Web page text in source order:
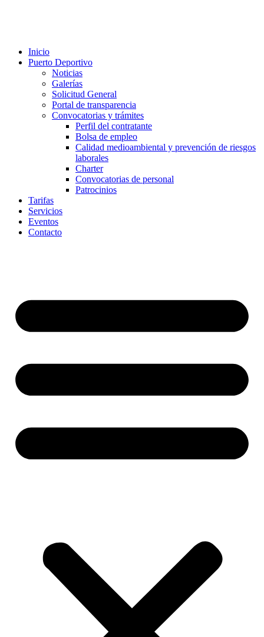
Inicio
Puerto Deportivo
Noticias
Galerías
Solicitud General
Portal de transparencia
Convocatorias y trámites
Perfil del contratante
Bolsa de empleo
Calidad medioambiental y prevención de riesgos
laborales
Charter
Convocatorias de personal
Patrocinios
Tarifas
Servicios
Eventos
Contacto